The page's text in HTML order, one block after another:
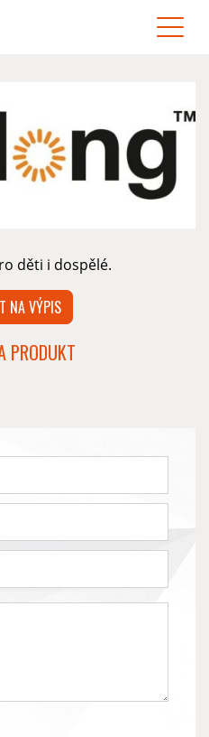
děti i dospělé.
NA VÝPIS
PRODUKT